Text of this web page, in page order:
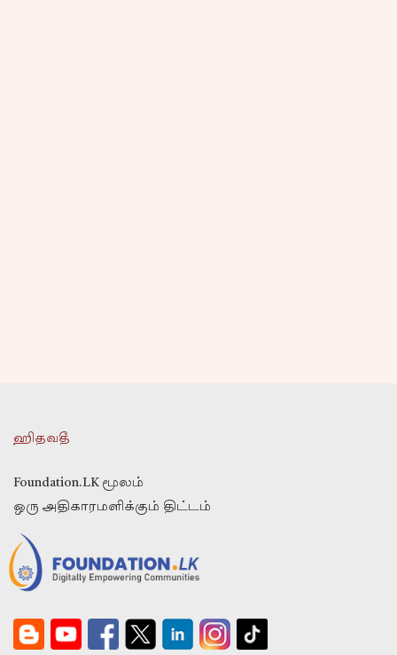
ஹிதவதீ
Foundation.LK மூலம்
ஒரு அதிகாரமளிக்கும் திட்டம்